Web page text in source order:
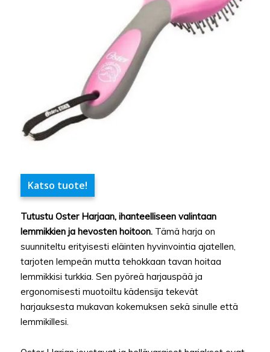
Katso tuote!
Tutustu Oster Harjaan, ihanteelliseen valintaan
lemmikkien ja hevosten hoitoon. Tämä harja on
suunniteltu erityisesti eläinten hyvinvointia ajatellen,
tarjoten lempeän mutta tehokkaan tavan hoitaa
lemmikkisi turkkia. Sen pyöreä harjauspää ja
ergonomisesti muotoiltu kädensija tekevät
harjauksesta mukavan kokemuksen sekä sinulle että
lemmikillesi.